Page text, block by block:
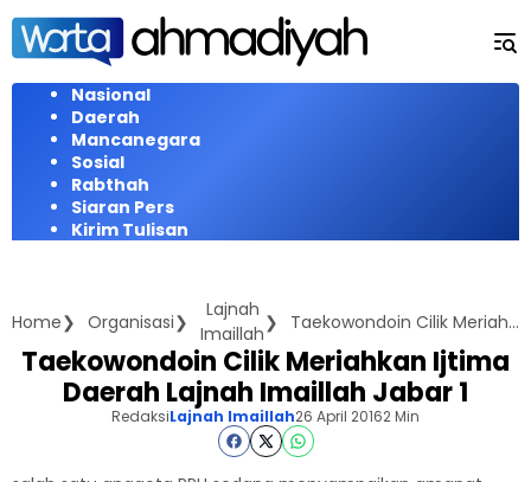
Langsung
konten
Nasional
Daerah
Mancanegara
Sosial
Rabthah
Siaran Pers
Kirim Tulisan
Home Organisasi
Lajnah
Imaillah
Taekowondoin Cilik Meriahkan Ijtima Daerah Lajnah Imaillah Jabar 1
Taekowondoin Cilik Meriahkan Ijtima
Daerah Lajnah Imaillah Jabar 1
RedaksiLajnah Imaillah26 April 20162 Min